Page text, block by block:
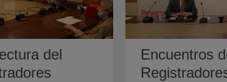
del
Encuentros
Registradores. ''Las